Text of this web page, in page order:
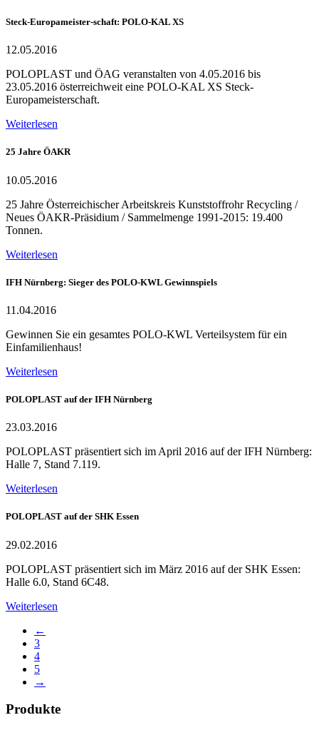
Steck-Europameister-schaft: POLO-KAL XS
12.05.2016
POLOPLAST und ÖAG veranstalten von 4.05.2016 bis
23.05.2016 österreichweit eine POLO-KAL XS Steck-
Europameisterschaft.
Weiterlesen
25 Jahre ÖAKR
10.05.2016
25 Jahre Österreichischer Arbeitskreis Kunststoffrohr Recycling /
Neues ÖAKR-Präsidium / Sammelmenge 1991-2015: 19.400
Tonnen.
Weiterlesen
IFH Nürnberg: Sieger des POLO-KWL Gewinnspiels
11.04.2016
Gewinnen Sie ein gesamtes POLO-KWL Verteilsystem für ein
Einfamilienhaus!
Weiterlesen
POLOPLAST auf der IFH Nürnberg
23.03.2016
POLOPLAST präsentiert sich im April 2016 auf der IFH Nürnberg:
Halle 7, Stand 7.119.
Weiterlesen
POLOPLAST auf der SHK Essen
29.02.2016
POLOPLAST präsentiert sich im März 2016 auf der SHK Essen:
Halle 6.0, Stand 6C48.
Weiterlesen
←
3
4
5
→
Produkte